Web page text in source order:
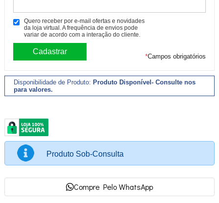
Quero receber por e-mail ofertas e novidades
da loja virtual. A frequência de envios pode
variar de acordo com a interação do cliente.
*Campos obrigatórios
Disponibilidade de Produto: Produto Disponível- Consulte nos
para valores.
p
a
a
o
e
.
Produto Sob-Consulta
Compre Pelo WhatsApp